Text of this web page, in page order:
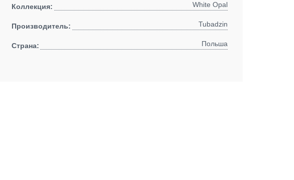
Коллекция: White Opal
Производитель: Tubadzin
Страна: Польша